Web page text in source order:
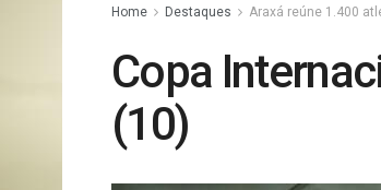
Home Destaques Araxá reúne 1.400
Copa
(10)